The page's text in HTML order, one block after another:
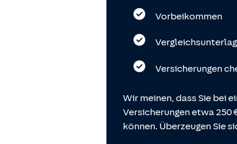
Vorbeikommen
Versicherungen
Wir meinen, dass Sie bei
Versicherungen etwa 250
können. Überzeugen Sie